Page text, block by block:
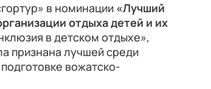
в номинации «Лучший
отдыха детей и их
в детском отдыхе»,
признана лучшей среди
вожатско-